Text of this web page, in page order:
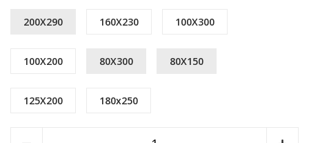
200X290 160X230 100X300
100X200 80X300 80X150
125X200 180x250